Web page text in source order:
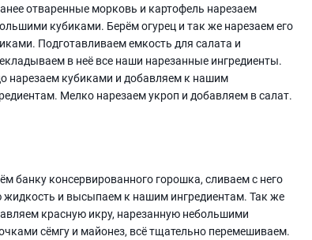
отваренные морковь и картофель нарезаем
кубиками. Берём огурец и так же нарезаем его
Подготавливаем емкость для салата и
в неё все наши нарезанные ингредиенты.
нарезаем кубиками и добавляем к нашим
Мелко нарезаем укроп и добавляем в салат.
банку консервированного горошка, сливаем с него
жидкость и высыпаем к нашим ингредиентам. Так же
красную икру, нарезанную небольшими
сёмгу и майонез, всё тщательно перемешиваем.